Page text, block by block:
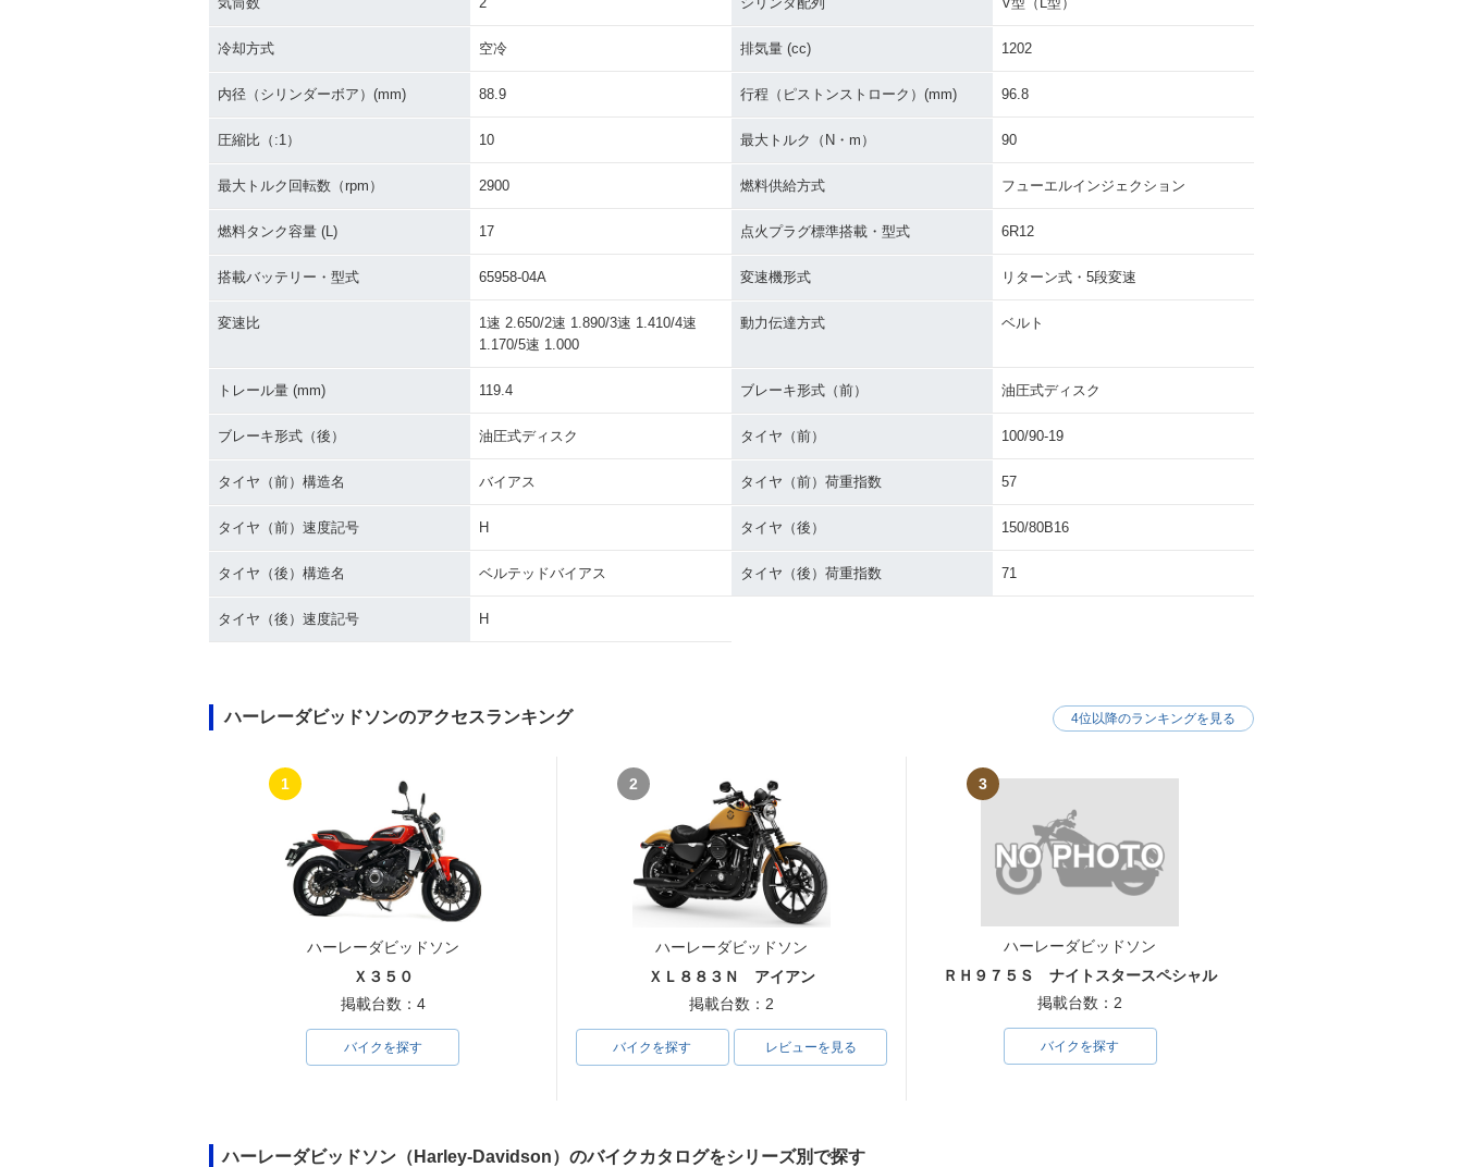
冷却方式 空冷 排気量 (cc) 1202
内径（シリンダーボア）(mm) 88.9 行程（ピストンストローク）(mm) 96.8
圧縮比（:1） 10 最大トルク（N・m） 90
最大トルク回転数（rpm） 2900 燃料供給方式 フューエルインジェクション
燃料タンク容量 (L) 17 点火プラグ標準搭載・型式 6R12
搭載バッテリー・型式 65958-04A 変速機形式 リターン式・5段変速
変速比
1速 2.650/2速 1.890/3速 1.410/4速
1.170/5速 1.000
動力伝達方式 ベルト
トレール量 (mm) 119.4 ブレーキ形式（前） 油圧式ディスク
ブレーキ形式（後） 油圧式ディスク タイヤ（前） 100/90-19
タイヤ（前）構造名 バイアス タイヤ（前）荷重指数 57
タイヤ（前）速度記号 H タイヤ（後） 150/80B16
タイヤ（後）構造名 ベルテッドバイアス タイヤ（後）荷重指数 71
タイヤ（後）速度記号 H
ハーレーダビッドソンのアクセスランキング
1
ハーレーダビッドソン
Ｘ３５０
掲載台数：4
バイクを探す
2
ハーレーダビッドソン
ＸＬ８８３Ｎ アイアン
掲載台数：2
バイクを探す レビューを見る
3
ハーレーダビッドソン
ＲＨ９７５Ｓ ナイトスタースペシャル
掲載台数：2
バイクを探す
4位以降のランキングを見る
ハーレーダビッドソン（Harley-Davidson）のバイクカタログをシリーズ別で探す